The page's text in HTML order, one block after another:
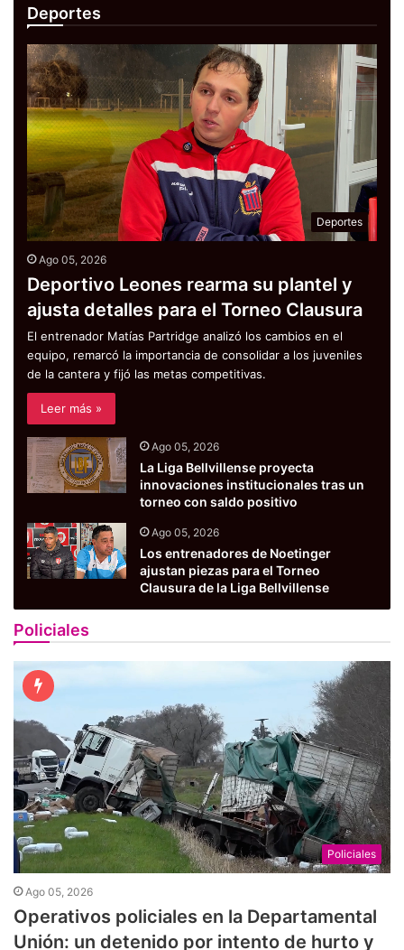
Deportes
Deportes
Ago 05, 2026
Deportivo Leones rearma su plantel y
ajusta detalles para el Torneo Clausura
El entrenador Matías Partridge analizó los cambios en el
equipo, remarcó la importancia de consolidar a los juveniles
de la cantera y fijó las metas competitivas.
Leer más »
Ago 05, 2026
La Liga Bellvillense proyecta
innovaciones institucionales tras un
torneo con saldo positivo
Ago 05, 2026
Los entrenadores de Noetinger
ajustan piezas para el Torneo
Clausura de la Liga Bellvillense
Policiales
Policiales
Ago 05, 2026
Operativos policiales en la Departamental
Unión: un detenido por intento de hurto y